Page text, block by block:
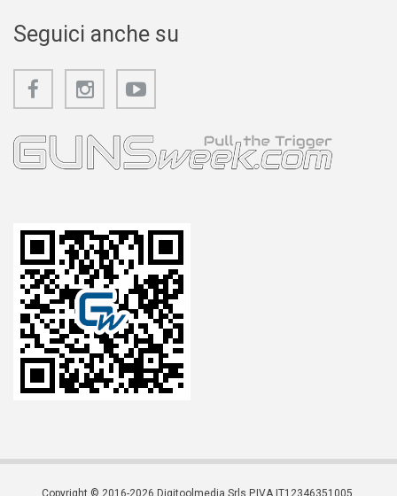
Seguici anche su